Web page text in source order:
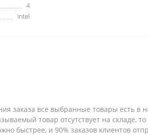
4
Intel
заказа все выбранные товары есть в
товар отсутствует на складе,
быстрее, и 90% заказов клиентов